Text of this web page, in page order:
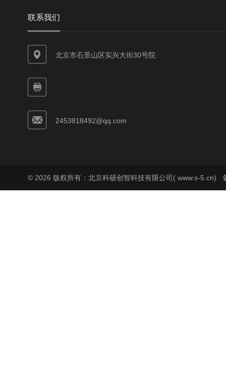
联系我们
北京市石景山区实兴大街30号院
2453818492@qq.com
© 2026 版权所有：北京科硕创智科技有限公司( www.s-5.cn)